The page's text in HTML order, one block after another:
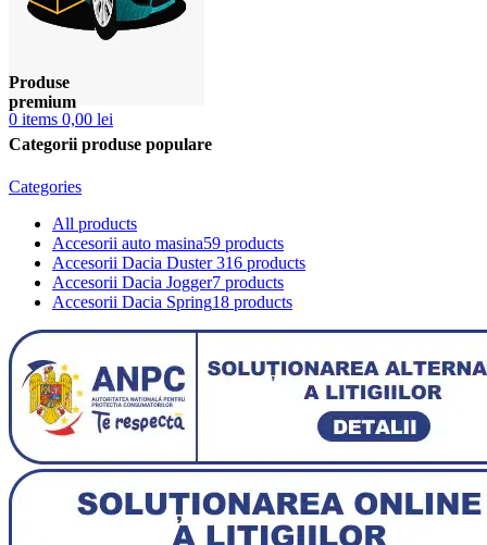
0 items 0,00 lei
Produse
premium
Categorii produse populare
Categories
All products
Accesorii auto masina59 products
Accesorii Dacia Duster 316 products
Accesorii Dacia Jogger7 products
Accesorii Dacia Spring18 products